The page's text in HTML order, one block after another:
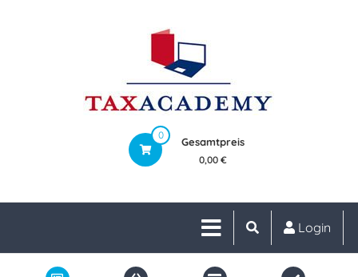
0
Gesamtpreis
0,00 €
Login